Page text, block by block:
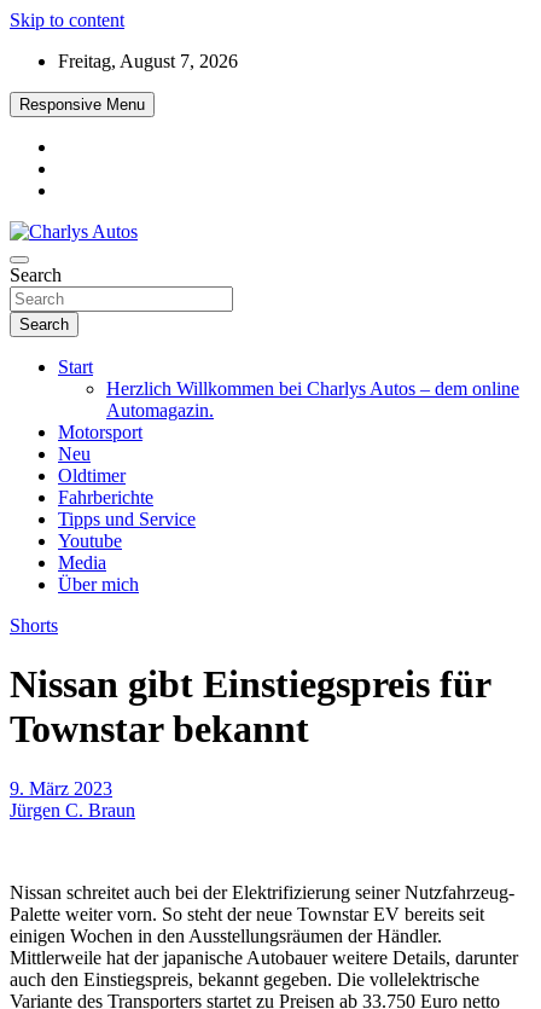
Skip to content
Freitag, August 7, 2026
Responsive Menu
Charlys Autos
Das neue Automagazin – global. regional. informativ. interaktiv
Search
Search
Start
Herzlich Willkommen bei Charlys Autos – dem online
Automagazin.
Motorsport
Neu
Oldtimer
Fahrberichte
Tipps und Service
Youtube
Media
Über mich
Shorts
Nissan gibt Einstiegspreis für
Townstar bekannt
9. März 2023
Jürgen C. Braun
Nissan schreitet auch bei der Elektrifizierung seiner Nutzfahrzeug-
Palette weiter vorn. So steht der neue Townstar EV bereits seit
einigen Wochen in den Ausstellungsräumen der Händler.
Mittlerweile hat der japanische Autobauer weitere Details, darunter
auch den Einstiegspreis, bekannt gegeben. Die vollelektrische
Variante des Transporters startet zu Preisen ab 33.750 Euro netto